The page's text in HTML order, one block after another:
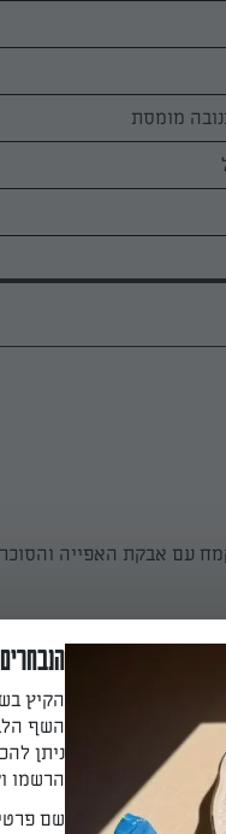
עם אבקת האפייה
את התפוח המגורד
הוניל והביצה הטרופה.
תערובת הקמח
הקיץ
השף
ניתן
הרשמו
שם